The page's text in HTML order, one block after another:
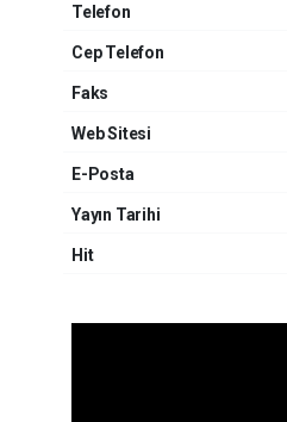
Telefon
Cep Telefon
Faks
Web Sitesi
E-Posta
Yayın Tarihi
Hit